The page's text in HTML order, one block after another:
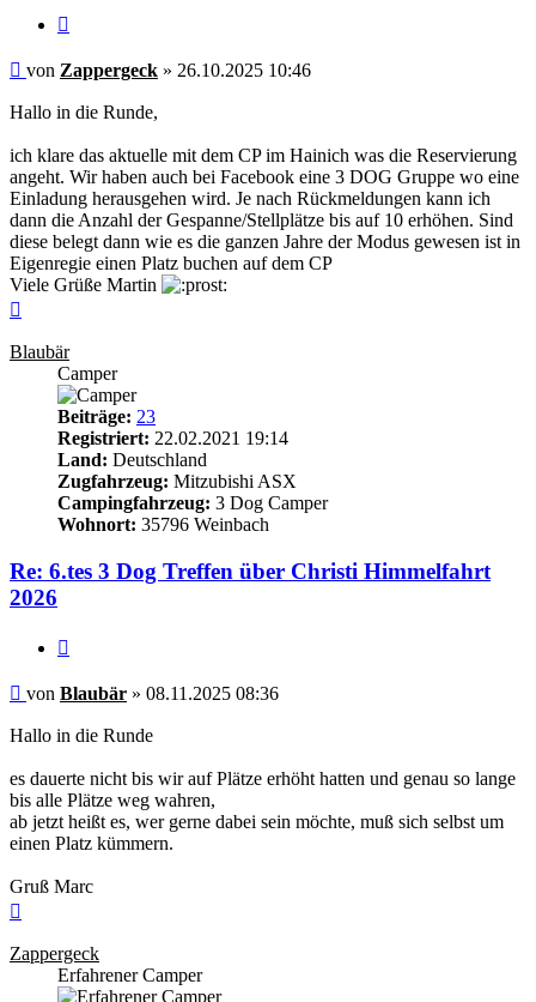
Beitrag
von Zappergeck » 26.10.2025 10:46
Hallo in die Runde,
ich klare das aktuelle mit dem CP im Hainich was die Reservierung
angeht. Wir haben auch bei Facebook eine 3 DOG Gruppe wo eine
Einladung herausgehen wird. Je nach Rückmeldungen kann ich
dann die Anzahl der Gespanne/Stellplätze bis auf 10 erhöhen. Sind
diese belegt dann wie es die ganzen Jahre der Modus gewesen ist in
Eigenregie einen Platz buchen auf dem CP
Viele Grüße Martin
Blaubär
Camper
Beiträge: 23
Registriert: 22.02.2021 19:14
Land: Deutschland
Zugfahrzeug: Mitzubishi ASX
Campingfahrzeug: 3 Dog Camper
Wohnort: 35796 Weinbach
Re: 6.tes 3 Dog Treffen über Christi Himmelfahrt
2026
Beitrag
von Blaubär » 08.11.2025 08:36
Hallo in die Runde
es dauerte nicht bis wir auf Plätze erhöht hatten und genau so lange
bis alle Plätze weg wahren,
ab jetzt heißt es, wer gerne dabei sein möchte, muß sich selbst um
einen Platz kümmern.
Gruß Marc
Zappergeck
Erfahrener Camper